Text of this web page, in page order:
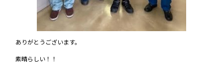
ありがとうございます。
素晴らしい！！